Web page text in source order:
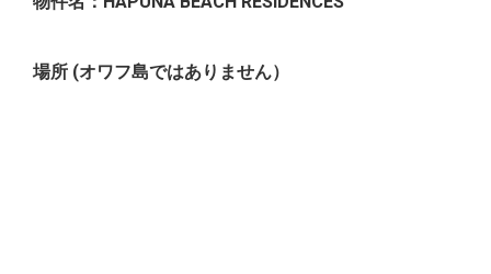
場所 (オワフ島ではありません）